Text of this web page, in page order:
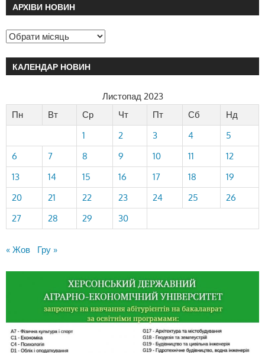
АРХІВИ НОВИН
КАЛЕНДАР НОВИН
Листопад 2023
Пн
Вт Ср Чт Пт Сб
Нд
1
2 3 4
5
6
7 8 9 10 11
12
13
14 15 16 17 18
19
20
21 22 23 24 25
26
27
28 29 30
« Жов Гру »